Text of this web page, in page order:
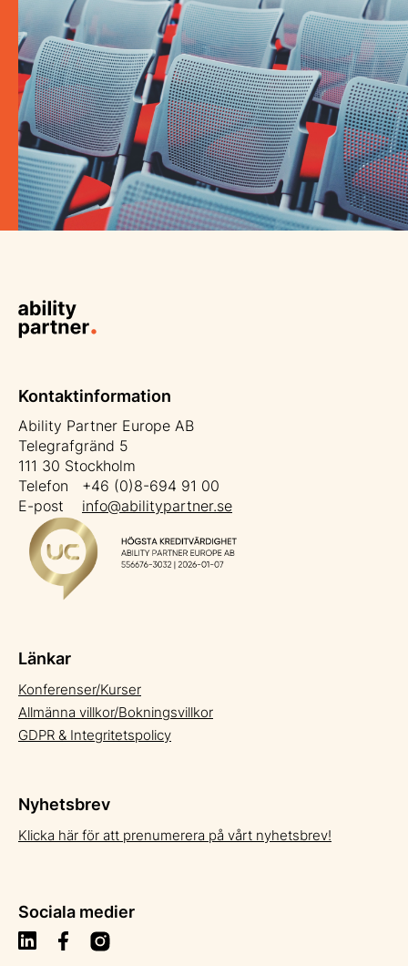
Kontaktinformation
Ability Partner Europe AB
Telegrafgränd 5
111 30 Stockholm
Telefon +46 (0)8-694 91 00
E-post info@abilitypartner.se
Länkar
Konferenser/Kurser
Allmänna villkor/Bokningsvillkor
GDPR & Integritetspolicy
Nyhetsbrev
Klicka här för att prenumerera på vårt nyhetsbrev!
Sociala medier